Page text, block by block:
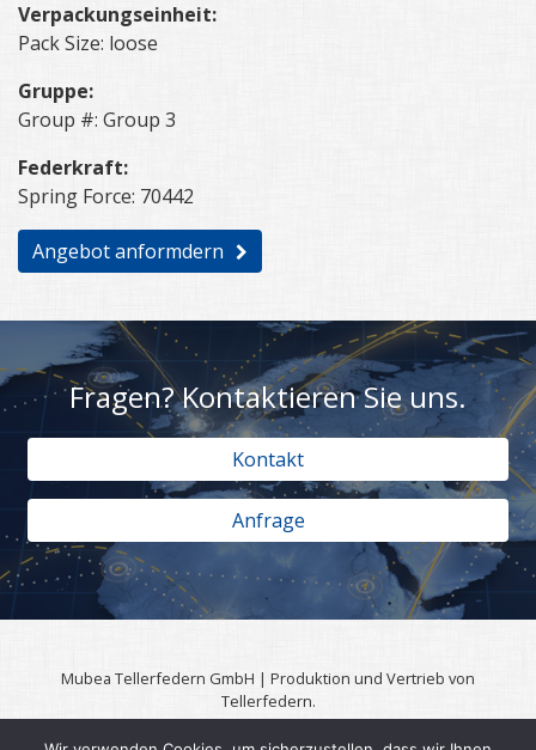
Verpackungseinheit:
Pack Size: loose
Gruppe:
Group #: Group 3
Federkraft:
Spring Force: 70442
Angebot anformdern
Fragen? Kontaktieren Sie uns.
Kontakt
Anfrage
Mubea Tellerfedern GmbH | Produktion und Vertrieb von
Tellerfedern.